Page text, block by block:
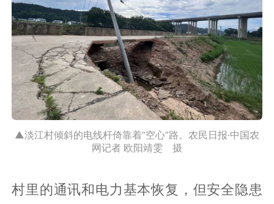
▲淡江村倾斜的电线杆倚靠着“空心”路。农民日报·中国农
网记者 欧阳靖雯 摄
村里的通讯和电力基本恢复，但安全隐患